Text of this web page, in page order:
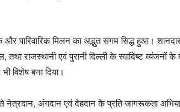
पारिवारिक मिलन का अद्भुत संगम सिद्ध हुआ।
राजस्थानी एवं पुरानी दिल्ली के स्वादिष्ट व्यंजनों के
विशेष बना दिया।
नेत्रदान, अंगदान एवं देहदान के प्रति जागरूकता